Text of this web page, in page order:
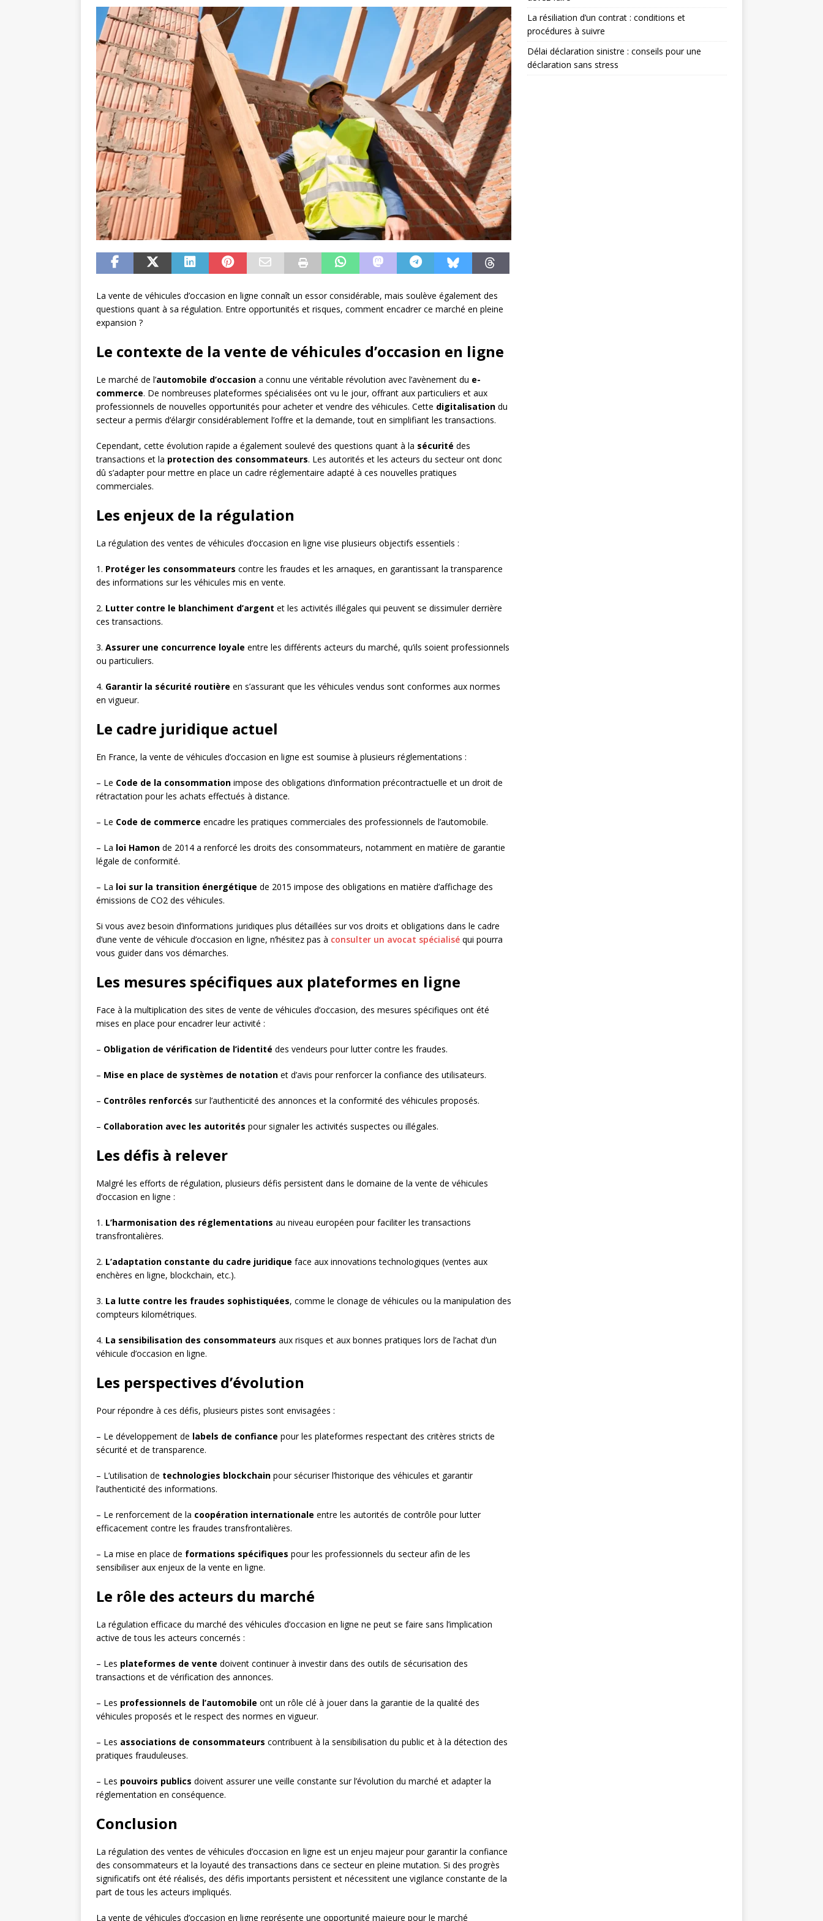
La vente de véhicules d’occasion en ligne connaît un essor considérable, mais soulève également des
questions quant à sa régulation. Entre opportunités et risques, comment encadrer ce marché en pleine
expansion ?
Le contexte de la vente de véhicules d’occasion en ligne
Le marché de l’automobile d’occasion a connu une véritable révolution avec l’avènement du e-
commerce. De nombreuses plateformes spécialisées ont vu le jour, offrant aux particuliers et aux
professionnels de nouvelles opportunités pour acheter et vendre des véhicules. Cette digitalisation du
secteur a permis d’élargir considérablement l’offre et la demande, tout en simplifiant les transactions.
Cependant, cette évolution rapide a également soulevé des questions quant à la sécurité des
transactions et la protection des consommateurs. Les autorités et les acteurs du secteur ont donc
dû s’adapter pour mettre en place un cadre réglementaire adapté à ces nouvelles pratiques
commerciales.
Les enjeux de la régulation
La régulation des ventes de véhicules d’occasion en ligne vise plusieurs objectifs essentiels :
1. Protéger les consommateurs contre les fraudes et les arnaques, en garantissant la transparence
des informations sur les véhicules mis en vente.
2. Lutter contre le blanchiment d’argent et les activités illégales qui peuvent se dissimuler derrière
ces transactions.
3. Assurer une concurrence loyale entre les différents acteurs du marché, qu’ils soient professionnels
ou particuliers.
4. Garantir la sécurité routière en s’assurant que les véhicules vendus sont conformes aux normes
en vigueur.
Le cadre juridique actuel
En France, la vente de véhicules d’occasion en ligne est soumise à plusieurs réglementations :
– Le Code de la consommation impose des obligations d’information précontractuelle et un droit de
rétractation pour les achats effectués à distance.
– Le Code de commerce encadre les pratiques commerciales des professionnels de l’automobile.
– La loi Hamon de 2014 a renforcé les droits des consommateurs, notamment en matière de garantie
légale de conformité.
– La loi sur la transition énergétique de 2015 impose des obligations en matière d’affichage des
émissions de CO2 des véhicules.
Si vous avez besoin d’informations juridiques plus détaillées sur vos droits et obligations dans le cadre
d’une vente de véhicule d’occasion en ligne, n’hésitez pas à consulter un avocat spécialisé qui pourra
vous guider dans vos démarches.
Les mesures spécifiques aux plateformes en ligne
Face à la multiplication des sites de vente de véhicules d’occasion, des mesures spécifiques ont été
mises en place pour encadrer leur activité :
– Obligation de vérification de l’identité des vendeurs pour lutter contre les fraudes.
– Mise en place de systèmes de notation et d’avis pour renforcer la confiance des utilisateurs.
– Contrôles renforcés sur l’authenticité des annonces et la conformité des véhicules proposés.
– Collaboration avec les autorités pour signaler les activités suspectes ou illégales.
Les défis à relever
Malgré les efforts de régulation, plusieurs défis persistent dans le domaine de la vente de véhicules
d’occasion en ligne :
1. L’harmonisation des réglementations au niveau européen pour faciliter les transactions
transfrontalières.
2. L’adaptation constante du cadre juridique face aux innovations technologiques (ventes aux
enchères en ligne, blockchain, etc.).
3. La lutte contre les fraudes sophistiquées, comme le clonage de véhicules ou la manipulation des
compteurs kilométriques.
4. La sensibilisation des consommateurs aux risques et aux bonnes pratiques lors de l’achat d’un
véhicule d’occasion en ligne.
Les perspectives d’évolution
Pour répondre à ces défis, plusieurs pistes sont envisagées :
– Le développement de labels de confiance pour les plateformes respectant des critères stricts de
sécurité et de transparence.
– L’utilisation de technologies blockchain pour sécuriser l’historique des véhicules et garantir
l’authenticité des informations.
– Le renforcement de la coopération internationale entre les autorités de contrôle pour lutter
efficacement contre les fraudes transfrontalières.
– La mise en place de formations spécifiques pour les professionnels du secteur afin de les
sensibiliser aux enjeux de la vente en ligne.
Le rôle des acteurs du marché
La régulation efficace du marché des véhicules d’occasion en ligne ne peut se faire sans l’implication
active de tous les acteurs concernés :
– Les plateformes de vente doivent continuer à investir dans des outils de sécurisation des
transactions et de vérification des annonces.
– Les professionnels de l’automobile ont un rôle clé à jouer dans la garantie de la qualité des
véhicules proposés et le respect des normes en vigueur.
– Les associations de consommateurs contribuent à la sensibilisation du public et à la détection des
pratiques frauduleuses.
– Les pouvoirs publics doivent assurer une veille constante sur l’évolution du marché et adapter la
réglementation en conséquence.
Conclusion
La régulation des ventes de véhicules d’occasion en ligne est un enjeu majeur pour garantir la confiance
des consommateurs et la loyauté des transactions dans ce secteur en pleine mutation. Si des progrès
significatifs ont été réalisés, des défis importants persistent et nécessitent une vigilance constante de la
part de tous les acteurs impliqués.
La vente de véhicules d’occasion en ligne représente une opportunité majeure pour le marché
La résiliation d’un contrat : conditions et
procédures à suivre
Délai déclaration sinistre : conseils pour une
déclaration sans stress